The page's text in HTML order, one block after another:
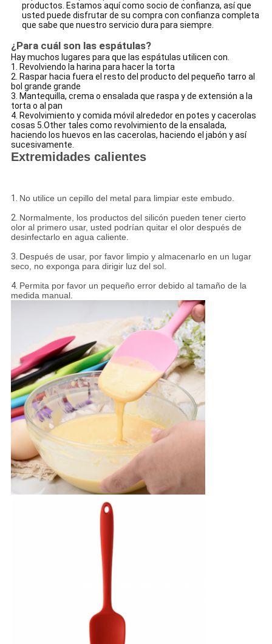
productos. Estamos aquí como socio de confianza, así que
usted puede disfrutar de su compra con confianza completa
que sabe que nuestro servicio dura para siempre.
¿Para cuál son las espátulas?
Hay muchos lugares para que las espátulas utilicen con.
1. Revolviendo la harina para hacer la torta
2. Raspar hacia fuera el resto del producto del pequeño tarro al
bol grande grande
3. Mantequilla, crema o ensalada que raspa y de extensión a la
torta o al pan
4. Revolvimiento y comida móvil alrededor en potes y cacerolas
cosas 5.Other tales como revolvimiento de la ensalada,
haciendo los huevos en las cacerolas, haciendo el jabón y así
sucesivamente.
Extremidades calientes
1. No utilice un cepillo del metal para limpiar este embudo.
2. Normalmente, los productos del silicón pueden tener cierto
olor al primero usar, usted podrían quitar el olor después de
desinfectarlo en agua caliente.
3. Después de usar, por favor limpio y almacenarlo en un lugar
seco, no exponga para dirigir luz del sol.
4. Permita por favor un pequeño error debido al tamaño de la
medida manual.